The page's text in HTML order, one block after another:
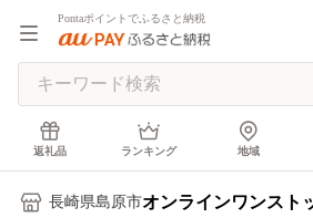
Pontaポイントでふるさと納税
返礼品 ランキング 地域
長崎県島原市オンラインワンスト